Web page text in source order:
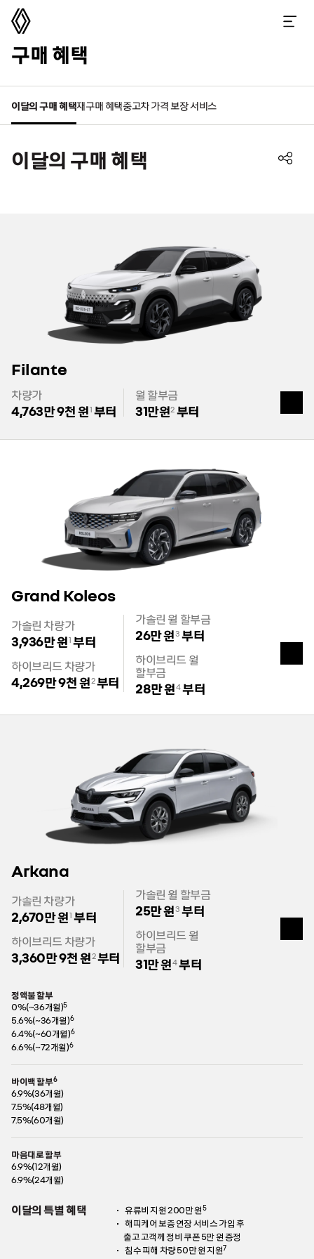
르노코리아 메뉴 열기
구매 혜택
이달의 구매 혜택재구매 혜택중고차 가격 보장 서비스
이달의 구매 혜택
공
Filante
차량가
4,763만 9천 원1 부터
월 할부금
31만원2 부터
Grand Koleos
가솔린 차량가
3,936만 원1 부터
하이브리드 차량가
4,269만 9천 원2부터
가솔린 월 할부금
26만 원3 부터
하이브리드 월
할부금
28만 원4부터
Arkana
가솔린 차량가
2,670만 원1 부터
하이브리드 차량가
3,360만 9천 원2부터
가솔린 월 할부금
25만 원3 부터
하이브리드 월
할부금
31만 원4부터
정액불 할부내
용
보
기
0%(~36개월)5
5.6%(~36개월)6
6.4%(~60개월)6
6.6%(~72개월)6
바이백 할부6내
용
보
기
6.9%(36개월)
7.5%(48개월)
7.5%(60개월)
마음대로 할부내
용
보
기
6.9%(12개월)
6.9%(24개월)
이달의 특별 혜택 유류비 지원 200만 원5
해피케어 보증 연장 서비스 가입 후
출고 고객께 정비 쿠폰 5만 원 증정
침수 피해 차량 50만 원 지원7